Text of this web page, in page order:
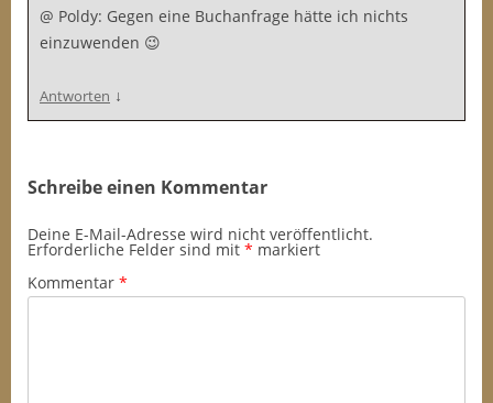
@ Poldy: Gegen eine Buchanfrage hätte ich nichts
einzuwenden 😉
Antworten ↓
Schreibe einen Kommentar
Deine E-Mail-Adresse wird nicht veröffentlicht.
Erforderliche Felder sind mit * markiert
Kommentar *